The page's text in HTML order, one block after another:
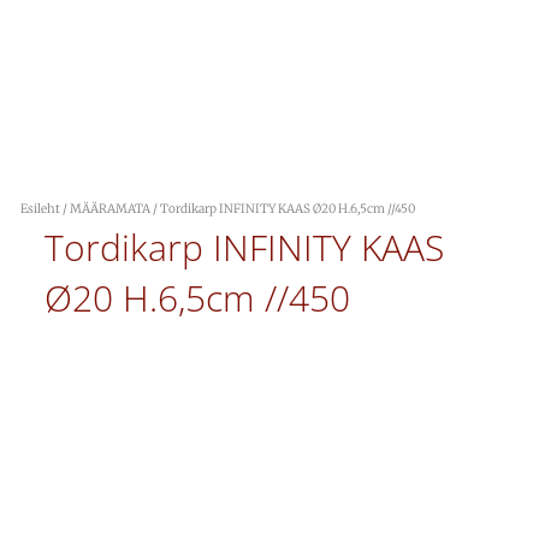
Esileht /MÄÄRAMATA / Tordikarp INFINITY KAAS Ø20 H.6,5cm //450
Tordikarp INFINITY KAAS
Ø20 H.6,5cm //450